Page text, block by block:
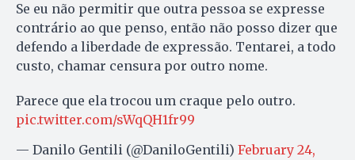
Se eu não permitir que outra pessoa se expresse
contrário ao que penso, então não posso dizer que
defendo a liberdade de expressão. Tentarei, a todo
custo, chamar censura por outro nome.
Parece que ela trocou um craque pelo outro.
pic.twitter.com/sWqQH1fr99
— Danilo Gentili (@DaniloGentili) February 24,